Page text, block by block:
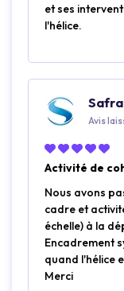
et ses
l'hélice.
Avis
Activité de
Nous avons
cadre et
échelle) à la
Encadrement
quand l'hélice
Merci